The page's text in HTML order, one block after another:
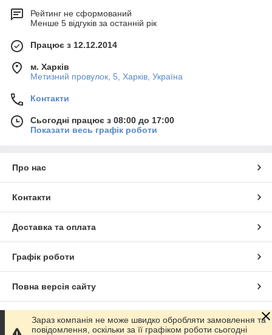
Рейтинг не сформований
Менше 5 відгуків за останній рік
Працює з 12.12.2014
м. Харків
Метизний провулок, 5, Харків, Україна
Контакти
Сьогодні працює з 08:00 до 17:00
Показати весь графік роботи
Про нас
Контакти
Доставка та оплата
Графік роботи
Повна версія сайту
Сайт створено на маркетплейсіProm.ua
Зараз компанія не може швидко обробляти замовлення та
повідомлення, оскільки за її графіком роботи сьогодні